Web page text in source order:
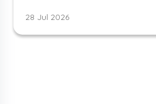
28 Jul 2026